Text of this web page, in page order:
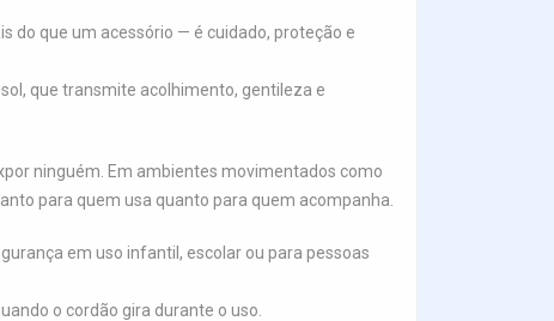
do que um acessório — é cuidado, proteção e
que transmite acolhimento, gentileza e
ninguém. Em ambientes movimentados como
para quem usa quanto para quem acompanha.
em uso infantil, escolar ou para pessoas
o cordão gira durante o uso.